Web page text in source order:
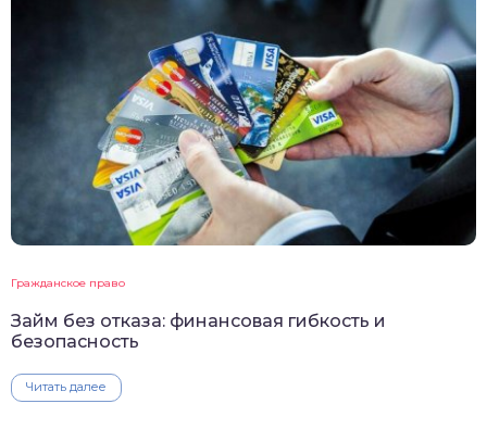
Гражданское право
Займ без отказа: финансовая гибкость и
безопасность
Читать далее